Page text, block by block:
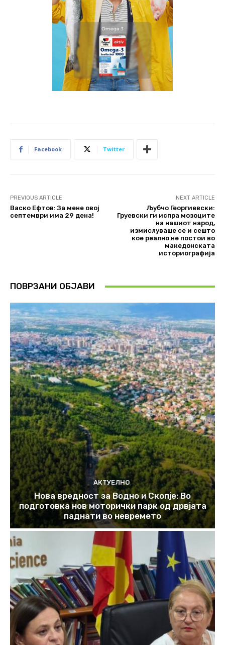
Facebook Twitter
PREVIOUS ARTICLE
Васко Ефтов: За мене овој
септември има 29 дена!
NEXT ARTICLE
Љубчо Георгиевски:
Груевски ги испра мозоците
на нашиот народ,
измислуваше се и сешто
кое реално не постои во
македонската
историографија
ПОВРЗАНИ ОБЈАВИ
АКТУЕЛНО
Нова вредност за Водно и Скопје: Во
подготовка нов моторички парк од дрвјата
паднати во невремето